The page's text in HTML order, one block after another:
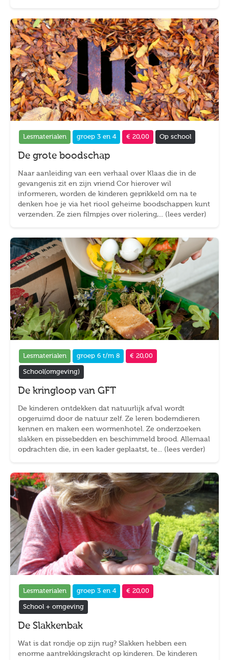
Lesmaterialen groep 3 en 4 € 20,00 Op school
De grote boodschap
Naar aanleiding van een verhaal over Klaas die in de
gevangenis zit en zijn vriend Cor hierover wil
informeren, worden de kinderen geprikkeld om na te
denken hoe je via het riool geheime boodschappen kunt
verzenden. Ze zien filmpjes over riolering,... (lees verder)
Lesmaterialen groep 6 t/m 8 € 20,00
School(omgeving)
De kringloop van GFT
De kinderen ontdekken dat natuurlijk afval wordt
opgeruimd door de natuur zelf. Ze leren bodemdieren
kennen en maken een wormenhotel. Ze onderzoeken
slakken en pissebedden en beschimmeld brood. Allemaal
opdrachten die, in een kader geplaatst, te... (lees verder)
Lesmaterialen groep 3 en 4 € 20,00
School + omgeving
De Slakkenbak
Wat is dat rondje op zijn rug? Slakken hebben een
enorme aantrekkingskracht op kinderen. De kinderen